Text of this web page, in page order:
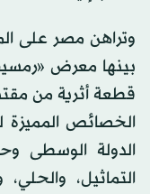
وتراهن مصر على
قطعة أثرية من
الخصائص المميزة
الدولة الوسطى
التماثيل،